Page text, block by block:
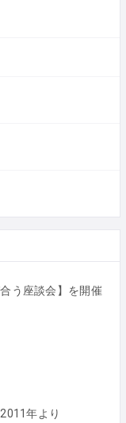
う座談会】を開催
年より